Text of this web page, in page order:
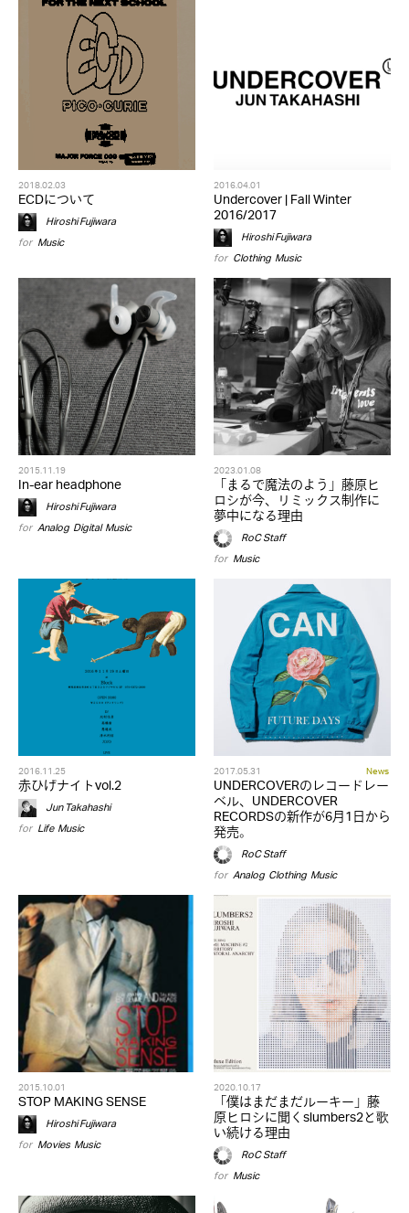
2018.02.03
ECDについて
Hiroshi Fujiwara
for Music
2016.04.01
Undercover | Fall Winter
2016/2017
Hiroshi Fujiwara
for Clothing,Music
2015.11.19
In-ear headphone
Hiroshi Fujiwara
for Analog,Digital,Music
2023.01.08
「まるで魔法のよう」藤原ヒ
ロシが今、リミックス制作に
夢中になる理由
RoC Staff
for Music
2016.11.25
赤ひげナイトvol.2
Jun Takahashi
for Life,Music
2017.05.31 News
UNDERCOVERのレコードレー
ベル、UNDERCOVER
RECORDSの新作が6月1日から
発売。
RoC Staff
for Analog,Clothing,Music
2015.10.01
STOP MAKING SENSE
Hiroshi Fujiwara
for Movies,Music
2020.10.17
「僕はまだまだルーキー」藤
原ヒロシに聞くslumbers2と歌
い続ける理由
RoC Staff
for Music